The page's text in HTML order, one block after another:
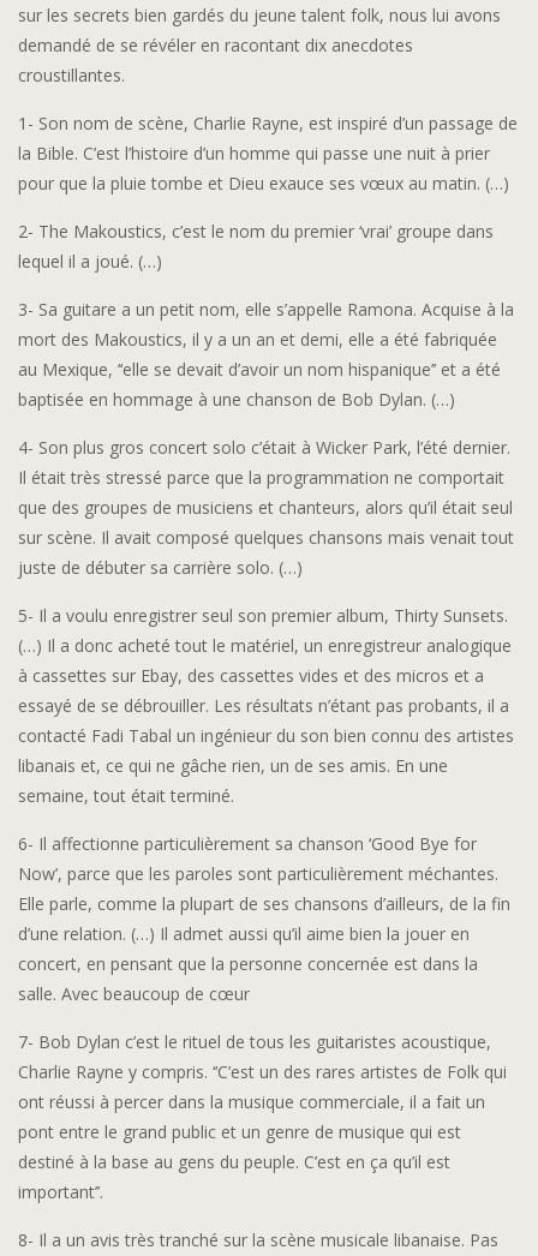
sur les secrets bien gardés du jeune talent folk, nous lui avons
demandé de se révéler en racontant dix anecdotes
croustillantes.
1- Son nom de scène, Charlie Rayne, est inspiré d’un passage de
la Bible. C’est l’histoire d’un homme qui passe une nuit à prier
pour que la pluie tombe et Dieu exauce ses vœux au matin. (…)
2- The Makoustics, c’est le nom du premier ‘vrai’ groupe dans
lequel il a joué. (…)
3- Sa guitare a un petit nom, elle s’appelle Ramona. Acquise à la
mort des Makoustics, il y a un an et demi, elle a été fabriquée
au Mexique, ‘‘elle se devait d’avoir un nom hispanique’’ et a été
baptisée en hommage à une chanson de Bob Dylan. (…)
4- Son plus gros concert solo c’était à Wicker Park, l’été dernier.
Il était très stressé parce que la programmation ne comportait
que des groupes de musiciens et chanteurs, alors qu’il était seul
sur scène. Il avait composé quelques chansons mais venait tout
juste de débuter sa carrière solo. (…)
5- Il a voulu enregistrer seul son premier album, Thirty Sunsets.
(…) Il a donc acheté tout le matériel, un enregistreur analogique
à cassettes sur Ebay, des cassettes vides et des micros et a
essayé de se débrouiller. Les résultats n’étant pas probants, il a
contacté Fadi Tabal un ingénieur du son bien connu des artistes
libanais et, ce qui ne gâche rien, un de ses amis. En une
semaine, tout était terminé.
6- Il affectionne particulièrement sa chanson ‘Good Bye for
Now’, parce que les paroles sont particulièrement méchantes.
Elle parle, comme la plupart de ses chansons d’ailleurs, de la fin
d’une relation. (…) Il admet aussi qu’il aime bien la jouer en
concert, en pensant que la personne concernée est dans la
salle. Avec beaucoup de cœur
7- Bob Dylan c’est le rituel de tous les guitaristes acoustique,
Charlie Rayne y compris. ‘‘C’est un des rares artistes de Folk qui
ont réussi à percer dans la musique commerciale, il a fait un
pont entre le grand public et un genre de musique qui est
destiné à la base au gens du peuple. C’est en ça qu’il est
important’’.
8- Il a un avis très tranché sur la scène musicale libanaise. Pas